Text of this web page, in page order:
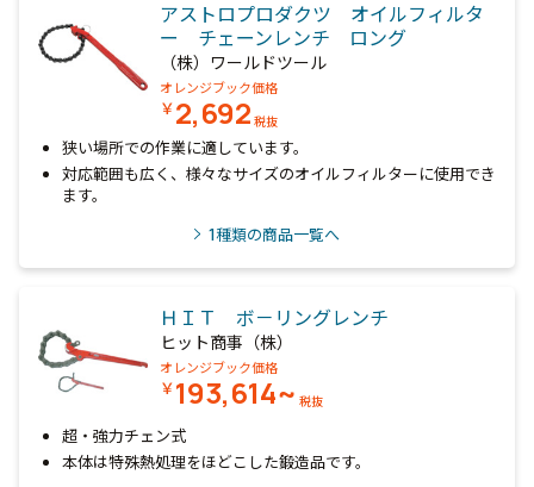
アストロプロダクツ オイルフィルタ
ー チェーンレンチ ロング
（株）ワールドツール
オレンジブック価格
￥2,692 税抜
狭い場所での作業に適しています。
対応範囲も広く、様々なサイズのオイルフィルターに使用でき
ます。
1種類の商品一覧へ
ＨＩＴ ボ－リングレンチ
ヒット商事（株）
オレンジブック価格
￥193,614~ 税抜
超・強力チェン式
本体は特殊熱処理をほどこした鍛造品です。